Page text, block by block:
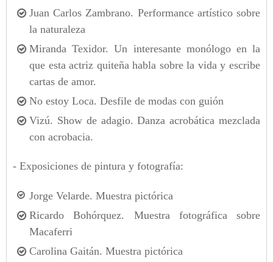
Juan Carlos Zambrano. Performance artístico sobre
la naturaleza
Miranda Texidor. Un interesante monólogo en la
que esta actriz quiteña habla sobre la vida y escribe
cartas de amor.
No estoy Loca. Desfile de modas con guión
Vizú. Show de adagio. Danza acrobática mezclada
con acrobacia.
- Exposiciones de pintura y fotografía:
Jorge Velarde. Muestra pictórica
Ricardo Bohórquez. Muestra fotográfica sobre
Macaferri
Carolina Gaitán. Muestra pictórica